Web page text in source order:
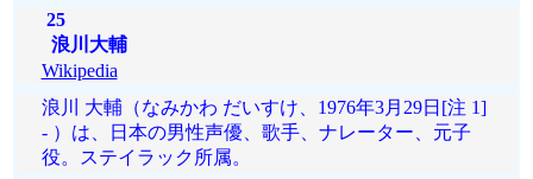
25
浪川大輔
Wikipedia
浪川 大輔（なみかわ だいすけ、1976年3月29日[注 1]
- ）は、日本の男性声優、歌手、ナレーター、元子
役。ステイラック所属。